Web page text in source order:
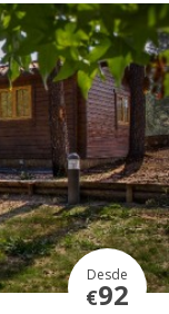
Desde
€92